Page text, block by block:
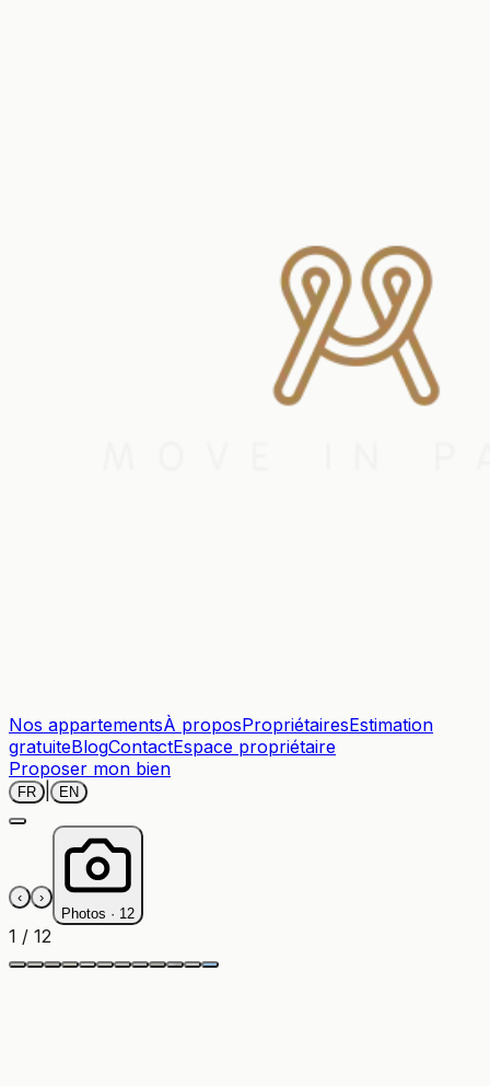
Nos appartementsÀ proposPropriétairesEstimation
gratuiteBlogContactEspace propriétaire
Proposer mon bien
FR EN
‹
›
Photos · 12
1 / 12